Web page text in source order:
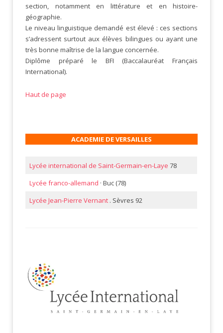
section, notamment en littérature et en histoire-
géographie.
Le niveau linguistique demandé est élevé : ces sections
s’adressent surtout aux élèves bilingues ou ayant une
très bonne maîtrise de la langue concernée.
Diplôme préparé le BFI (Baccalauréat Français
International).
Haut de page
ACADEMIE DE VERSAILLES
Lycée international de Saint-Germain-en-Laye 78
Lycée franco-allemand · Buc (78)
Lycée Jean-Pierre Vernant. Sèvres 92